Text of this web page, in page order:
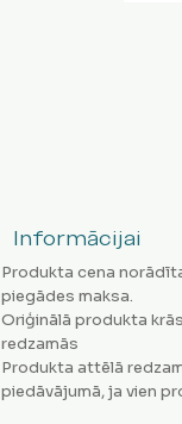
Informācijai
Produkta cena
piegādes maksa.
Oriģinālā produkta
redzamās
Produkta attēlā
piedāvājumā, ja vien